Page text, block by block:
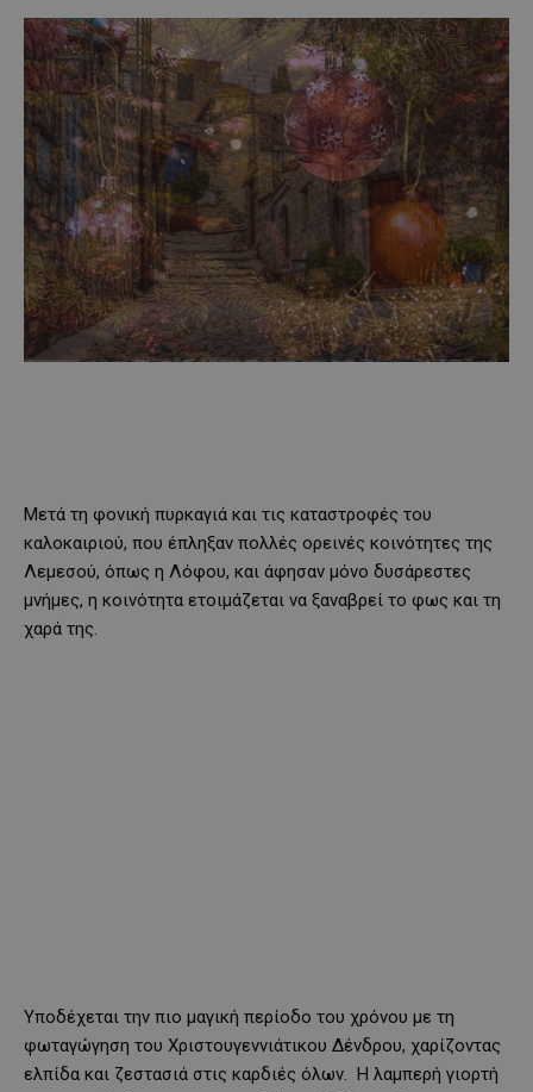
Μετά τη φονική πυρκαγιά και τις καταστροφές του
καλοκαιριού, που έπληξαν πολλές ορεινές κοινότητες της
Λεμεσού, όπως η Λόφου, και άφησαν μόνο δυσάρεστες
μνήμες, η κοινότητα ετοιμάζεται να ξαναβρεί το φως και τη
χαρά της.
Υποδέχεται την πιο μαγική περίοδο του χρόνου με τη
φωταγώγηση του Χριστουγεννιάτικου Δένδρου, χαρίζοντας
ελπίδα και ζεστασιά στις καρδιές όλων. Η λαμπερή γιορτή